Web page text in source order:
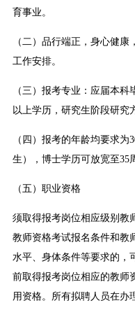
育事业。
（二）品行端正，身心健
工作安排。
（三）报考专业：应届本
以上学历，研究生阶段研究
（四）报考的年龄均要求为
生），博士学历可放宽至35
（五）职业资格
须取得报考岗位相应级别教
教师资格考试报名条件和教
水平、身体条件等要求的，
前取得报考岗位相应的教师
用资格。所有拟聘人员在办